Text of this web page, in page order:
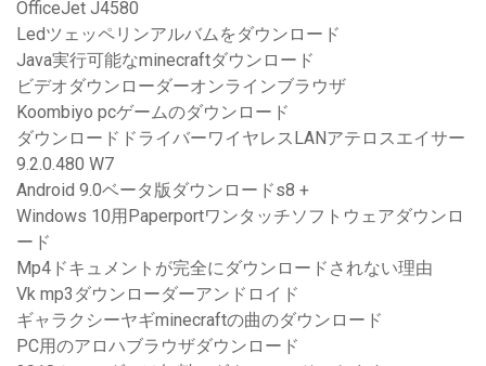
OfficeJet J4580
Ledツェッペリンアルバムをダウンロード
Java実行可能なminecraftダウンロード
ビデオダウンローダーオンラインブラウザ
Koombiyo pcゲームのダウンロード
ダウンロードドライバーワイヤレスLANアテロスエイサー
9.2.0.480 W7
Android 9.0ベータ版ダウンロードs8 +
Windows 10用Paperportワンタッチソフトウェアダウンロ
ード
Mp4ドキュメントが完全にダウンロードされない理由
Vk mp3ダウンローダーアンドロイド
ギャラクシーヤギminecraftの曲のダウンロード
PC用のアロハブラウザダウンロード